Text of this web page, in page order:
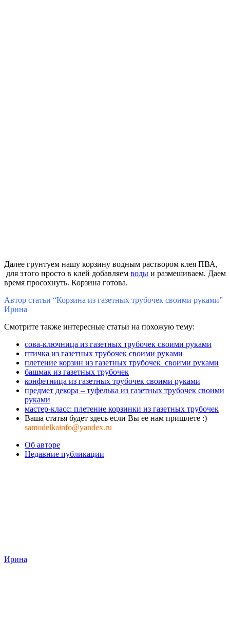
Далее грунтуем нашу корзину водным раствором клея ПВА,
для этого просто в клей добавляем воды и размешиваем. Даем
время просохнуть. Корзина готова.
Автор статьи “Корзина из газетных трубочек своими руками”
Ирина
Смотрите также интересные статьи на похожую тему:
сова-ключница из газетных трубочек своими руками
птичка из газетных трубочек своими руками
плетение корзин из газетных трубочек своими руками
башмак из газетных трубочек
конфетница из газетных трубочек своими руками
предмет декора – туфелька из газетных трубочек своими
руками
мастер-класс: плетение корзинки из газетных трубочек
Ваша статья будет здесь если Вы ее нам пришлете :)
samodelkainfo@yandex.ru
Об авторе
Недавние публикации
Ирина